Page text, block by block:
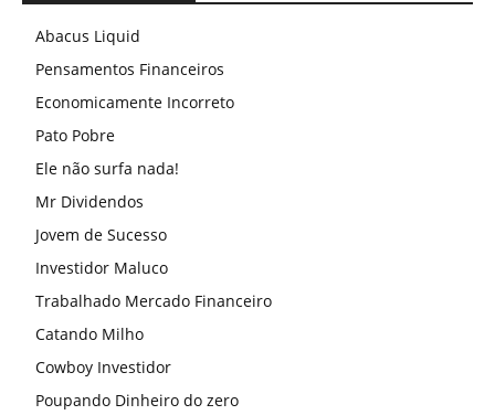
Abacus Liquid
Pensamentos Financeiros
Economicamente Incorreto
Pato Pobre
Ele não surfa nada!
Mr Dividendos
Jovem de Sucesso
Investidor Maluco
Trabalhado Mercado Financeiro
Catando Milho
Cowboy Investidor
Poupando Dinheiro do zero